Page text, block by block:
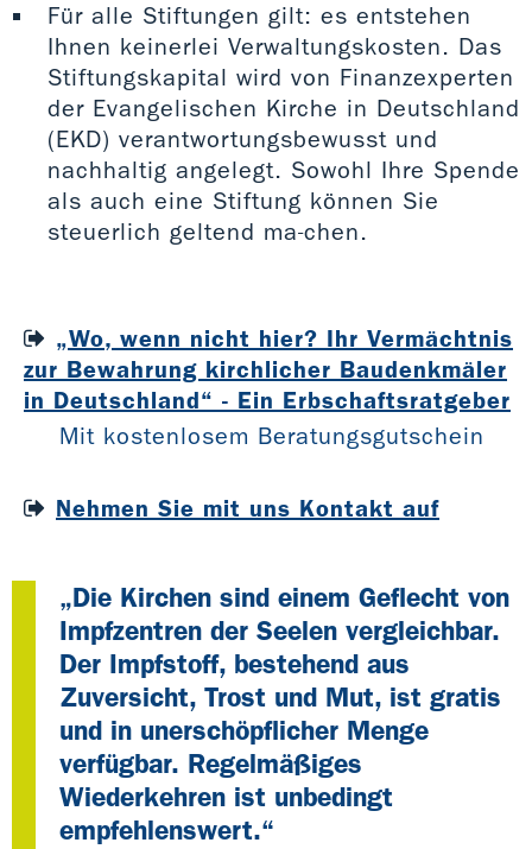
Für alle Stiftungen gilt: es entstehen
Ihnen keinerlei Verwaltungskosten. Das
Stiftungskapital wird von Finanzexperten
der Evangelischen Kirche in Deutschland
(EKD) verantwortungsbewusst und
nachhaltig angelegt. Sowohl Ihre Spende
als auch eine Stiftung können Sie
steuerlich geltend ma-chen.
„Wo, wenn nicht hier? Ihr Vermächtnis
zur Bewahrung kirchlicher Baudenkmäler
in Deutschland“ - Ein Erbschaftsratgeber
Mit kostenlosem Beratungsgutschein
Nehmen Sie mit uns Kontakt auf
„Die Kirchen sind einem Geflecht von
Impfzentren der Seelen vergleichbar.
Der Impfstoff, bestehend aus
Zuversicht, Trost und Mut, ist gratis
und in unerschöpflicher Menge
verfügbar. Regelmäßiges
Wiederkehren ist unbedingt
empfehlenswert.“